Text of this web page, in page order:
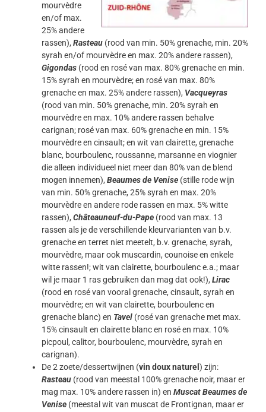
mourvèdre
en/of max.
25% andere
rassen), Rasteau (rood van min. 50% grenache, min. 20%
syrah en/of mourvèdre en max. 20% andere rassen),
Gigondas (rood en rosé van max. 80% grenache en min.
15% syrah en mourvèdre; en rosé van max. 80%
grenache en max. 25% andere rassen), Vacqueyras
(rood van min. 50% grenache, min. 20% syrah en
mourvèdre en max. 10% andere rassen behalve
carignan; rosé van max. 60% grenache en min. 15%
mourvèdre en cinsault; en wit van clairette, grenache
blanc, bourboulenc, roussanne, marsanne en viognier
die alleen individueel niet meer dan 80% van de blend
mogen innemen), Beaumes de Venise (stille rode wijn
van min. 50% grenache, 25% syrah en max. 20%
mourvèdre en andere rode rassen en max. 5% witte
rassen), Châteauneuf-du-Pape (rood van max. 13
rassen als je de verschillende kleurvarianten van b.v.
grenache en terret niet meetelt, b.v. grenache, syrah,
mourvèdre, maar ook muscardin, counoise en enkele
witte rassen!; wit van clairette, bourboulenc e.a.; maar
wil je maar 1 ras gebruiken dan mag dat ook!), Lirac
(rood en rosé van vooral grenache, cinsault, syrah en
mourvèdre; en wit van clairette, bourboulenc en
grenache blanc) en Tavel (rosé van grenache met max.
15% cinsault en clairette blanc en rosé en max. 10%
picpoul, calitor, bourboulenc, mourvèdre, syrah en
carignan).
De 2 zoete/dessertwijnen (vin doux naturel ) zijn:
Rasteau (rood van meestal 100% grenache noir, maar er
mag max. 10% andere rassen in) en Muscat Beaumes de
Venise (meestal wit van muscat de Frontignan, maar er